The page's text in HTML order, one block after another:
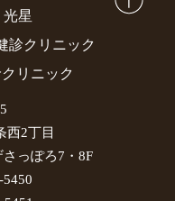
星
診クリニック
リニック
西2丁目
っぽろ7・8F
5450